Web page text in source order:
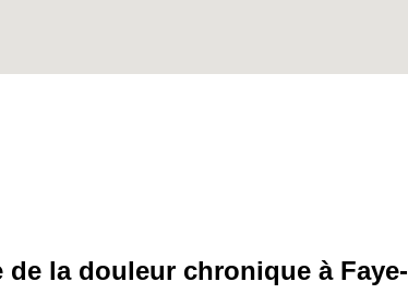
la douleur chronique à Faye-